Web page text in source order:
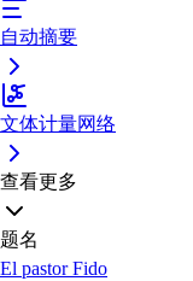
自动摘要
文体计量网络
查看更多
题名
El pastor Fido